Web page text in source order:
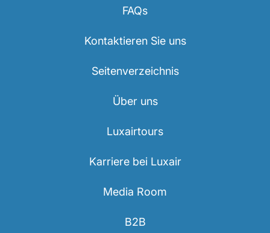
FAQs
Kontaktieren Sie uns
Seitenverzeichnis
Über uns
Luxairtours
Karriere bei Luxair
Media Room
B2B